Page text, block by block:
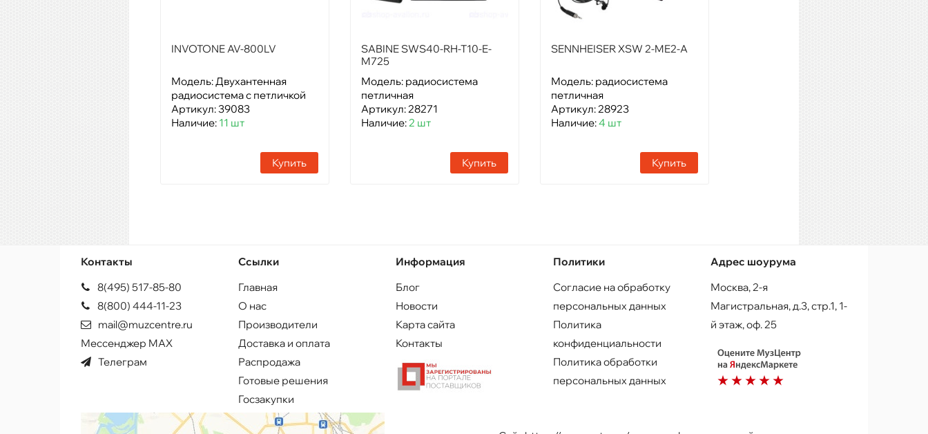
INVOTONE AV-800LV
Модель: Двухантенная
радиосистема с петличкой
Артикул: 39083
Наличие: 11 шт
Купить
SABINE SWS40-RH-T10-E-
M725
Модель: радиосистема
петличная
Артикул: 28271
Наличие:2 шт
Купить
SENNHEISER XSW 2-ME2-A
Модель: радиосистема
петличная
Артикул: 28923
Наличие:4 шт
Купить
Контакты
8(495) 517-85-80
8(800) 444-11-23
mail@muzcentre.ru
Мессенджер MAX
Телеграм
Ссылки
Главная
О нас
Производители
Доставка и оплата
Распродажа
Готовые решения
Госзакупки
Информация
Блог
Новости
Карта сайта
Контакты
Политики
Согласие на обработку
персональных данных
Политика
конфиденциальности
Политика обработки
персональных данных
Адрес шоурума
Москва, 2-я
Магистральная, д.3, стр.1, 1-
й этаж, оф. 25